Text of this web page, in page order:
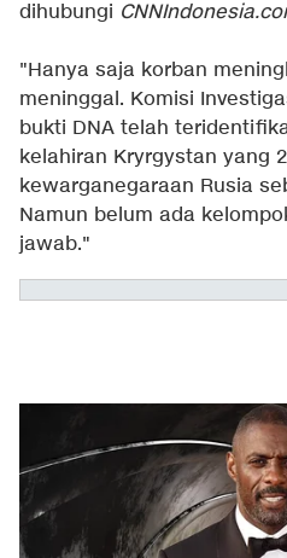
dihubungi
"Hanya saja korban
meninggal. Komisi
bukti DNA telah
kelahiran Kryrgystan yang
kewarganegaraan Rusia
Namun belum ada
jawab."